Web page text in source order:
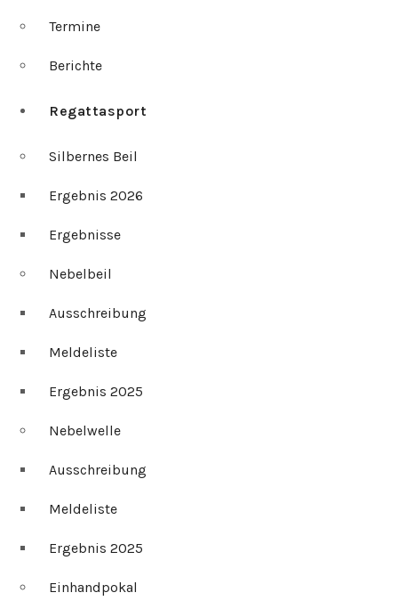
Termine
Berichte
Regattasport
Silbernes Beil
Ergebnis 2026
Ergebnisse
Nebelbeil
Ausschreibung
Meldeliste
Ergebnis 2025
Nebelwelle
Ausschreibung
Meldeliste
Ergebnis 2025
Einhandpokal